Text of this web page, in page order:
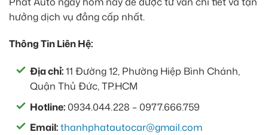
hưởng dịch vụ đẳng cấp nhất.
Thông Tin Liên Hệ:
Địa chỉ:11 Đường 12, Phường Hiệp Bình Chánh,
Quận Thủ Đức, TP.HCM
Hotline:0934.044.228 – 0977.666.759
Email:thanhphatautocar@gmail.com